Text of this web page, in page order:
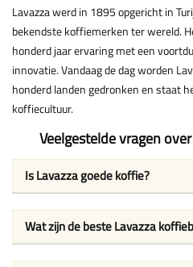
Lavazza werd in 1895 opgericht in
bekendste koffiemerken ter wereld.
honderd jaar ervaring met een
innovatie. Vandaag de dag worden
honderd landen gedronken en staat
koffiecultuur.
Veelgestelde vragen
Is Lavazza goede koffie?
Wat zijn de beste Lavazza